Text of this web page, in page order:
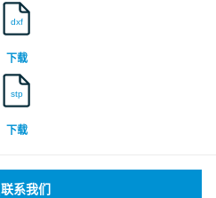
dxf
下载
stp
下载
联系我们